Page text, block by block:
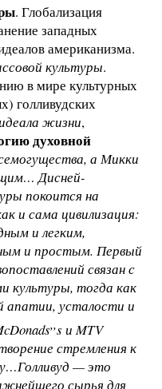
. Глобализация
западных
американизма.
культуры.
в мире культурных
голливудских
жизни,
духовной
а Микки
Дисней-
покоится на
и сама цивилизация:
и легким,
и простым. Первый
связан с
культуры, тогда как
апатии, усталости и
,,s и MTV
стремления к
— это
сырья для